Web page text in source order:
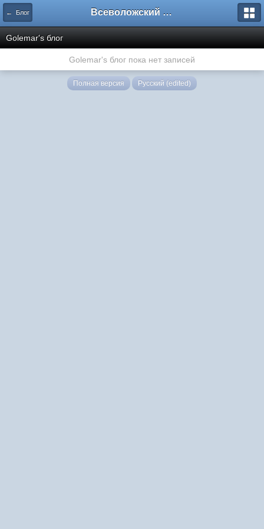
← Блог Всеволожский форум
Golemar's блог
Golemar's блог пока нет записей
Полная версия Русский (edited)